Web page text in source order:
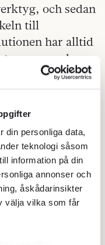
din personliga data,
teknologi såsom
information på din
annonser och
åskådarinsikter
välja vilka som får
och sedan
till
har alltid
oss av med
i våra nya liv.
genom att
är vår egen
som
förfäder. I den
någon
var den
självständiga
fastlagt
alltmer en